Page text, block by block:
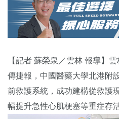
【記者 蘇榮泉／雲林 報導】
傳捷報，中國醫藥大學北港附
前救護系統，成功建構從救護
幅提升急性心肌梗塞等重症存活